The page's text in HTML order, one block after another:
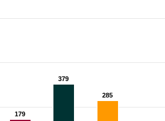
179
179
379
379
285
285